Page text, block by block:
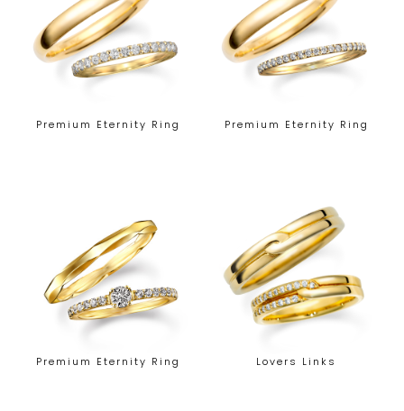
Premium Eternity Ring Premium Eternity Ring
Premium Eternity Ring Lovers Links